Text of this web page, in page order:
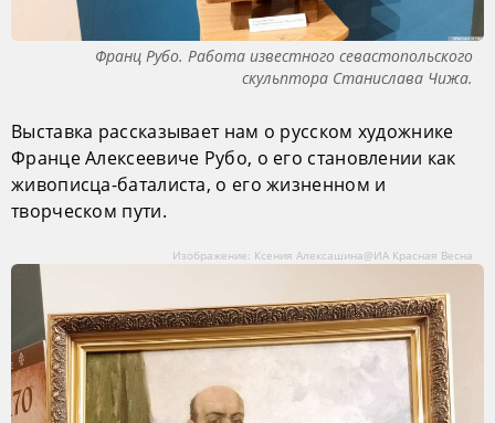
Франц Рубо. Работа известного севастопольского
скульптора Станислава Чижа.
Выставка рассказывает нам о русском художнике
Франце Алексеевиче Рубо, о его становлении как
живописца-баталиста, о его жизненном и
творческом пути.
Изображение: Ксения Алексашина@ИА Красная Весна